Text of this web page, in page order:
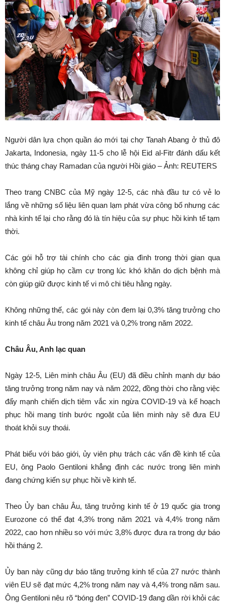
Người dân lựa chọn quần áo mới tại chợ Tanah Abang ở thủ đô
Jakarta, Indonesia, ngày 11-5 cho lễ hội Eid al-Fitr đánh dấu kết
thúc tháng chay Ramadan của người Hồi giáo – Ảnh: REUTERS
Theo trang CNBC của Mỹ ngày 12-5, các nhà đầu tư có vẻ lo
lắng về những số liệu liên quan lạm phát vừa công bố nhưng các
nhà kinh tế lại cho rằng đó là tín hiệu của sự phục hồi kinh tế tạm
thời.
Các gói hỗ trợ tài chính cho các gia đình trong thời gian qua
không chỉ giúp họ cầm cự trong lúc khó khăn do dịch bệnh mà
còn giúp giữ được kinh tế vi mô chi tiêu hằng ngày.
Không những thế, các gói này còn đem lại 0,3% tăng trưởng cho
kinh tế châu Âu trong năm 2021 và 0,2% trong năm 2022.
Châu Âu, Anh lạc quan
Ngày 12-5, Liên minh châu Âu (EU) đã điều chỉnh mạnh dự báo
tăng trưởng trong năm nay và năm 2022, đồng thời cho rằng việc
đẩy mạnh chiến dịch tiêm vắc xin ngừa COVID-19 và kế hoạch
phục hồi mang tính bước ngoặt của liên minh này sẽ đưa EU
thoát khỏi suy thoái.
Phát biểu với báo giới, ủy viên phụ trách các vấn đề kinh tế của
EU, ông Paolo Gentiloni khẳng định các nước trong liên minh
đang chứng kiến sự phục hồi về kinh tế.
Theo Ủy ban châu Âu, tăng trưởng kinh tế ở 19 quốc gia trong
Eurozone có thể đạt 4,3% trong năm 2021 và 4,4% trong năm
2022, cao hơn nhiều so với mức 3,8% được đưa ra trong dự báo
hồi tháng 2.
Ủy ban này cũng dự báo tăng trưởng kinh tế của 27 nước thành
viên EU sẽ đạt mức 4,2% trong năm nay và 4,4% trong năm sau.
Ông Gentiloni nêu rõ “bóng đen” COVID-19 đang dần rời khỏi các